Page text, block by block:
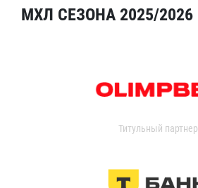
МХЛ СЕЗОНА 2025/2026
Титульный партнер